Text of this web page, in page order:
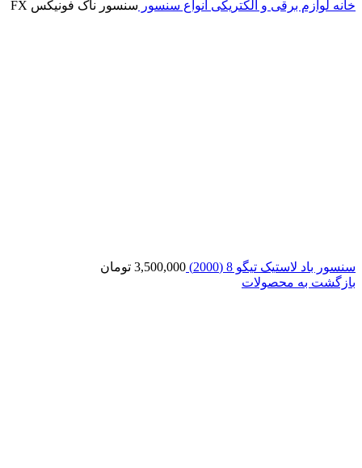
خانه لوازم برقی و الکتریکی انواع سنسور سنسور ناک فونیکس FX
سنسور باد لاستیک تیگو 8 (2000) 3,500,000 تومان
بازگشت به محصولات